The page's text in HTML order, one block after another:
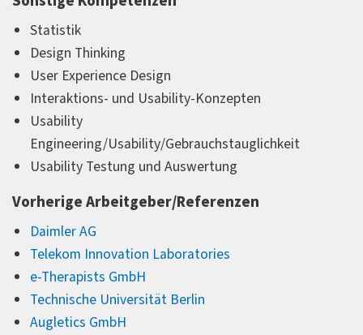
Statistik
Design Thinking
User Experience Design
Interaktions- und Usability-Konzepten
Usability
Engineering/Usability/Gebrauchstauglichkeit
Usability Testung und Auswertung
Vorherige Arbeitgeber/Referenzen
Daimler AG
Telekom Innovation Laboratories
e-Therapists GmbH
Technische Universität Berlin
Augletics GmbH